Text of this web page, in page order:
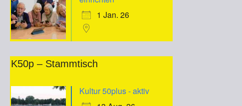
1 Jan. 26
K50p – Stammtisch
Kultur 50plus - aktiv